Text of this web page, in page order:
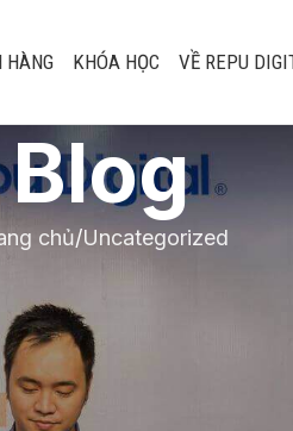
HÀNG KHÓA HỌC VỀ REPU
Blog
chủ Uncategorized
“Tái
tăng kết